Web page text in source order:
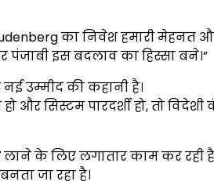
का निवेश हमारी मेहनत
इस बदलाव का हिस्सा बने।”
उम्मीद की कहानी है।
सिस्टम पारदर्शी हो, तो विदेशी
लाने के लिए लगातार काम कर रही
जा रहा है।